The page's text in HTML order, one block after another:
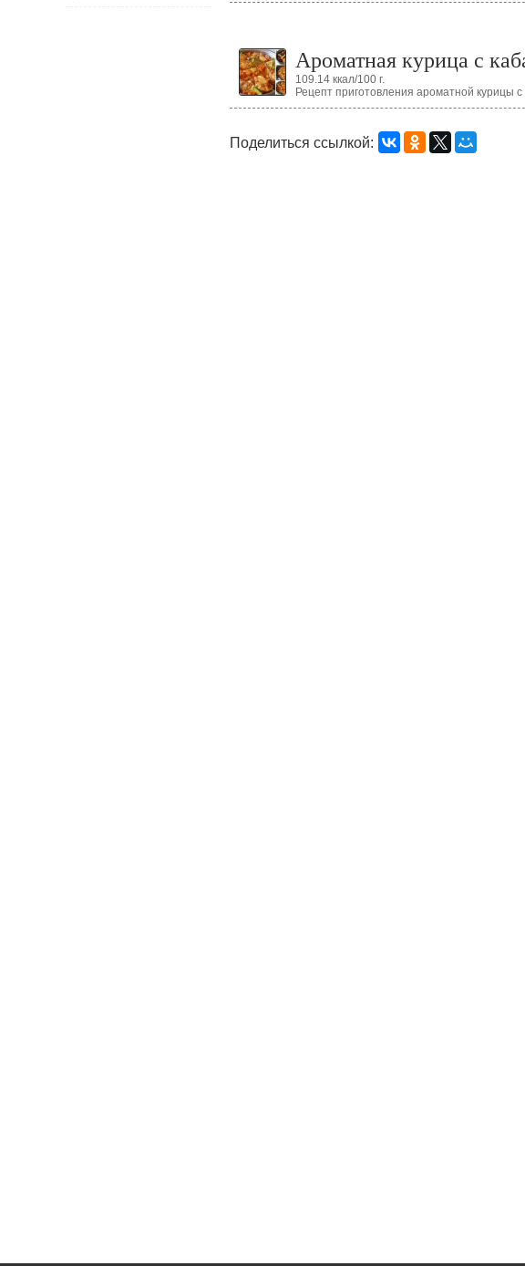
Ароматная курица с
109.14 ккал/100 г.
Рецепт приготовления ароматной курицы с
Поделиться ссылкой: